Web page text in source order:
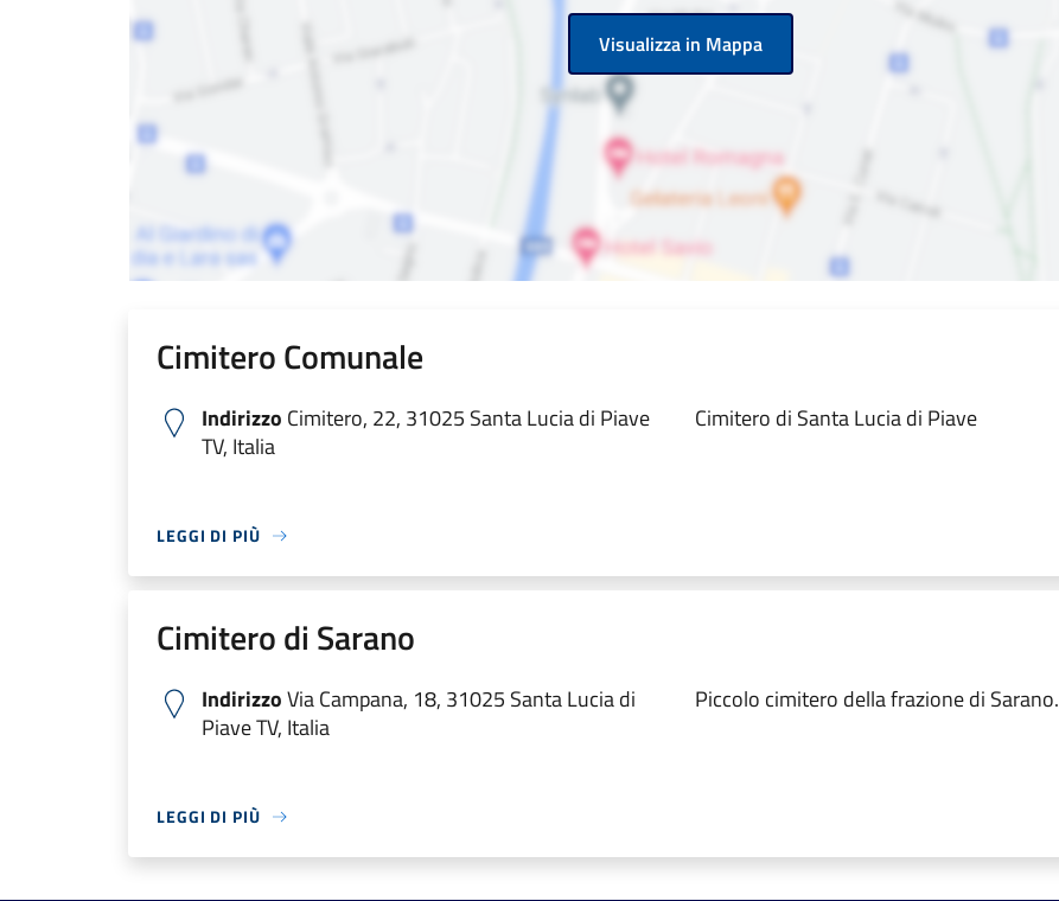
Visualizza in Mappa
Cimitero Comunale
Indirizzo Cimitero, 22, 31025 Santa Lucia di Piave
TV, Italia
Cimitero di Santa Lucia di Piave
LEGGI DI PIÙ
Cimitero di Sarano
IndirizzoVia Campana, 18, 31025 Santa Lucia di
Piave TV, Italia
Piccolo cimitero della frazione di Sarano.
LEGGI DI PIÙ